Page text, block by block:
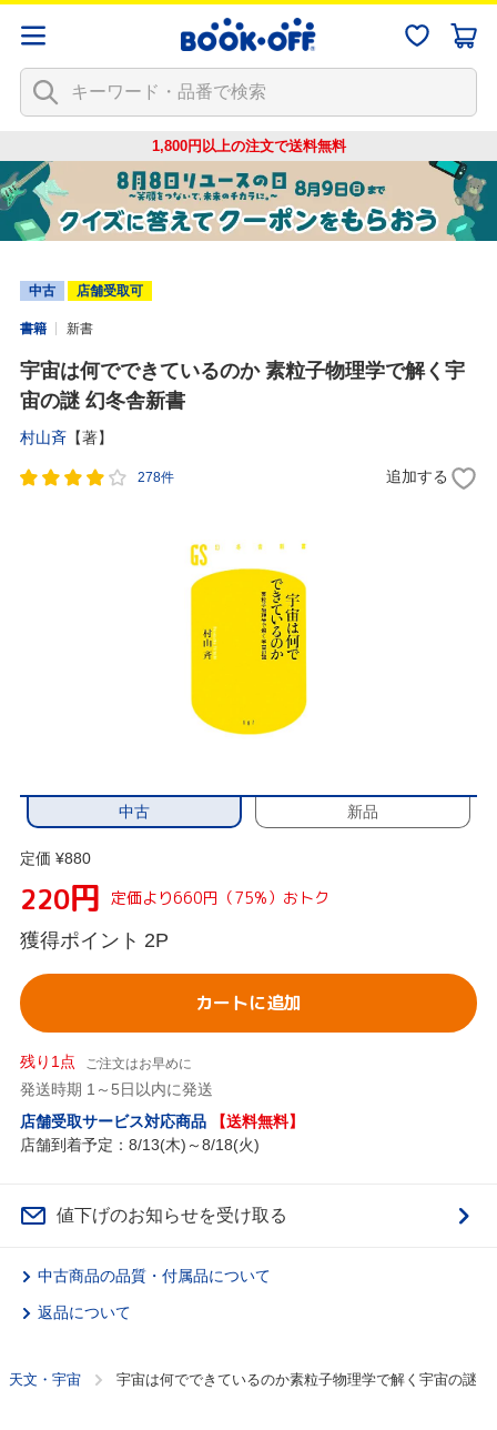
1,800円以上の注文で送料無料
中古 店舗受取可
書籍 新書
宇宙は何でできているのか 素粒子物理学で解く宇
宙の謎 幻冬舎新書
村山斉 【著】
278件 追加する
中古 新品
定価 ¥880
220円 定価より660円（75%）おトク
獲得ポイント 2P
カートに追加
残り1点 ご注文はお早めに
発送時期 1～5日以内に発送
店舗受取サービス対応商品
【送料無料】
店舗到着予定：8/13(木)～8/18(火)
値下げのお知らせを受け取る
中古商品の品質・付属品について
返品について
天文・宇宙 宇宙は何でできているのか素粒子物理学で解く宇宙の謎